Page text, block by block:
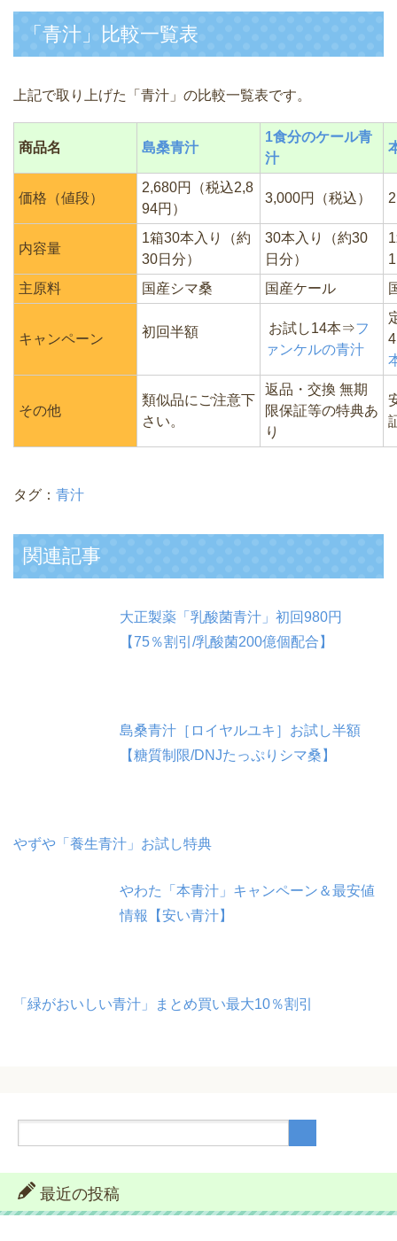
「青汁」比較一覧表
上記で取り上げた「青汁」の比較一覧表です。
商品名 島桑青汁
1食分のケール青
汁
価格（値段）
2,680円（税込2,8
94円）
3,000円（税込）
内容量
1箱30本入り（約
30日分）
30本入り（約30
日分）
主原料
国産シマ桑 国産ケール
キャンペーン 初回半額 お試し14本⇒フ
ァンケルの青汁
その他
類似品にご注意下
さい。
返品・交換 無期
限保証等の特典あ
り
タグ： 青汁
関連記事
大正製薬「乳酸菌青汁」初回980円
【75％割引/乳酸菌200億個配合】
島桑青汁［ロイヤルユキ］お試し半額
【糖質制限/DNJたっぷりシマ桑】
やずや「養生青汁」お試し特典
やわた「本青汁」キャンペーン＆最安値
情報【安い青汁】
「緑がおいしい青汁」まとめ買い最大10％割引
最近の投稿